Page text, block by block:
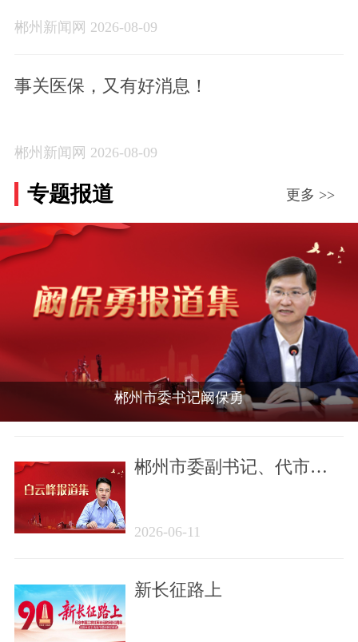
郴州新闻网 2026-08-09
事关医保，又有好消息！
郴州新闻网 2026-08-09
专题报道 更多 >>
郴州市委书记阚保勇
郴州市委副书记、代市长
2026-06-11
新长征路上